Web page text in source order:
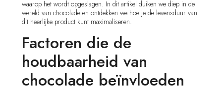
waarop het wordt opgeslagen. In dit artikel duiken we diep in de
wereld van chocolade en ontdekken we hoe je de levensduur van
dit heerlijke product kunt maximaliseren.
Factoren die de
houdbaarheid van
chocolade beïnvloeden